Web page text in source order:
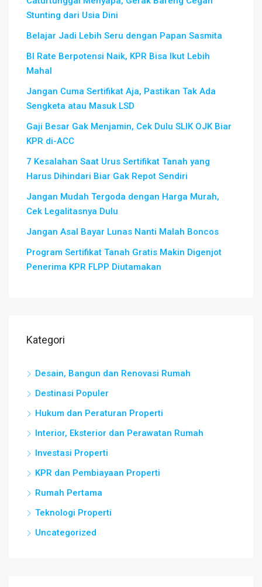
Stunting dari Usia Dini
Belajar Jadi Lebih Seru dengan Papan Sasmita
BI Rate Berpotensi Naik, KPR Bisa Ikut Lebih
Mahal
Jangan Cuma Sertifikat Aja, Pastikan Tak Ada
Sengketa atau Masuk LSD
Gaji Besar Gak Menjamin, Cek Dulu SLIK OJK Biar
KPR di-ACC
7 Kesalahan Saat Urus Sertifikat Tanah yang
Harus Dihindari Biar Gak Repot Sendiri
Jangan Mudah Tergoda dengan Harga Murah,
Cek Legalitasnya Dulu
Jangan Asal Bayar Lunas Nanti Malah Boncos
Program Sertifikat Tanah Gratis Makin Digenjot
Penerima KPR FLPP Diutamakan
Kategori
Desain, Bangun dan Renovasi Rumah
Destinasi Populer
Hukum dan Peraturan Properti
Interior, Eksterior dan Perawatan Rumah
Investasi Properti
KPR dan Pembiayaan Properti
Rumah Pertama
Teknologi Properti
Uncategorized